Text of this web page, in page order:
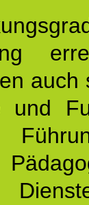
auch
und